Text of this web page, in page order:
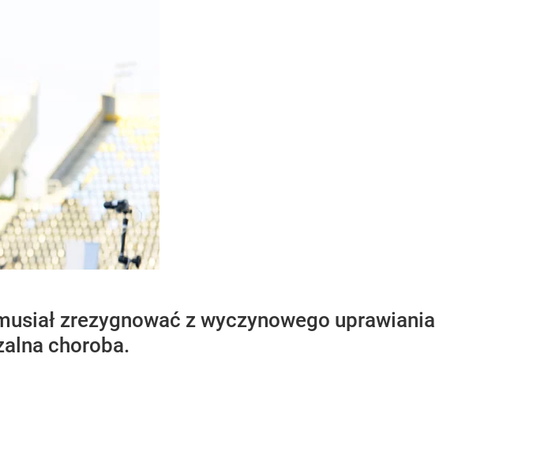
zrezygnować z wyczynowego uprawiania
choroba.